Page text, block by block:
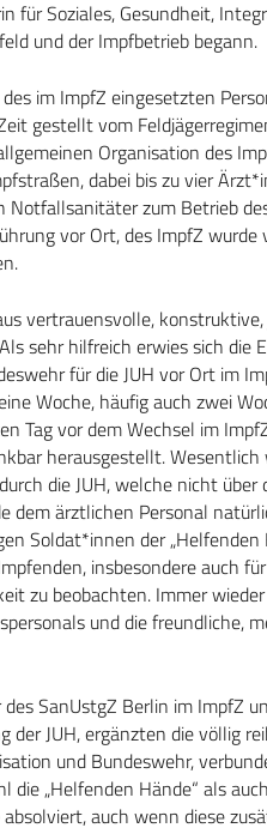
für Soziales, Gesundheit,
und der Impfbetrieb begann.
im ImpfZ eingesetzten
gestellt vom
Organisation des
dabei bis zu vier
zum Betrieb
vor Ort, des ImpfZ
vertrauensvolle,
sehr hilfreich erwies sich die
für die JUH vor Ort im
Woche, häufig auch zwei
Tag vor dem Wechsel im
herausgestellt. Wesentlich
die JUH, welche nicht
dem ärztlichen Personal
Soldat*innen der
insbesondere auch
zu beobachten. Immer
und die freundliche,
SanUstgZ Berlin im ImpfZ
der JUH, ergänzten die völlig
und Bundeswehr,
die „Helfenden Hände“ als
auch wenn diese